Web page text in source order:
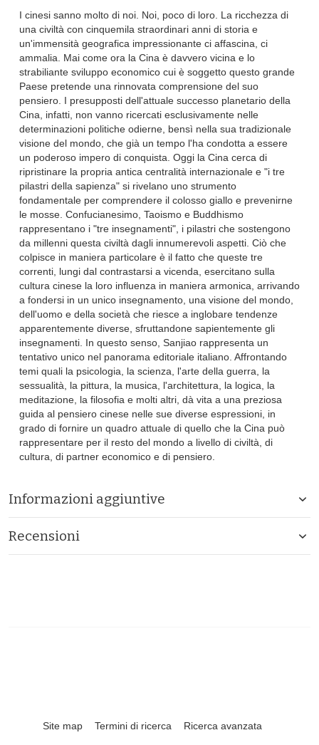
I cinesi sanno molto di noi. Noi, poco di loro. La ricchezza di
una civiltà con cinquemila straordinari anni di storia e
un'immensità geografica impressionante ci affascina, ci
ammalia. Mai come ora la Cina è davvero vicina e lo
strabiliante sviluppo economico cui è soggetto questo grande
Paese pretende una rinnovata comprensione del suo
pensiero. I presupposti dell'attuale successo planetario della
Cina, infatti, non vanno ricercati esclusivamente nelle
determinazioni politiche odierne, bensì nella sua tradizionale
visione del mondo, che già un tempo l'ha condotta a essere
un poderoso impero di conquista. Oggi la Cina cerca di
ripristinare la propria antica centralità internazionale e "i tre
pilastri della sapienza" si rivelano uno strumento
fondamentale per comprendere il colosso giallo e prevenirne
le mosse. Confucianesimo, Taoismo e Buddhismo
rappresentano i "tre insegnamenti", i pilastri che sostengono
da millenni questa civiltà dagli innumerevoli aspetti. Ciò che
colpisce in maniera particolare è il fatto che queste tre
correnti, lungi dal contrastarsi a vicenda, esercitano sulla
cultura cinese la loro influenza in maniera armonica, arrivando
a fondersi in un unico insegnamento, una visione del mondo,
dell'uomo e della società che riesce a inglobare tendenze
apparentemente diverse, sfruttandone sapientemente gli
insegnamenti. In questo senso, Sanjiao rappresenta un
tentativo unico nel panorama editoriale italiano. Affrontando
temi quali la psicologia, la scienza, l'arte della guerra, la
sessualità, la pittura, la musica, l'architettura, la logica, la
meditazione, la filosofia e molti altri, dà vita a una preziosa
guida al pensiero cinese nelle sue diverse espressioni, in
grado di fornire un quadro attuale di quello che la Cina può
rappresentare per il resto del mondo a livello di civiltà, di
cultura, di partner economico e di pensiero.
Informazioni aggiuntive
Recensioni
Site map Termini di ricerca Ricerca avanzata